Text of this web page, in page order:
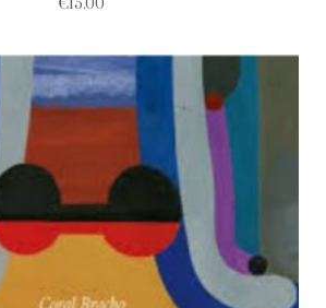
€15.00